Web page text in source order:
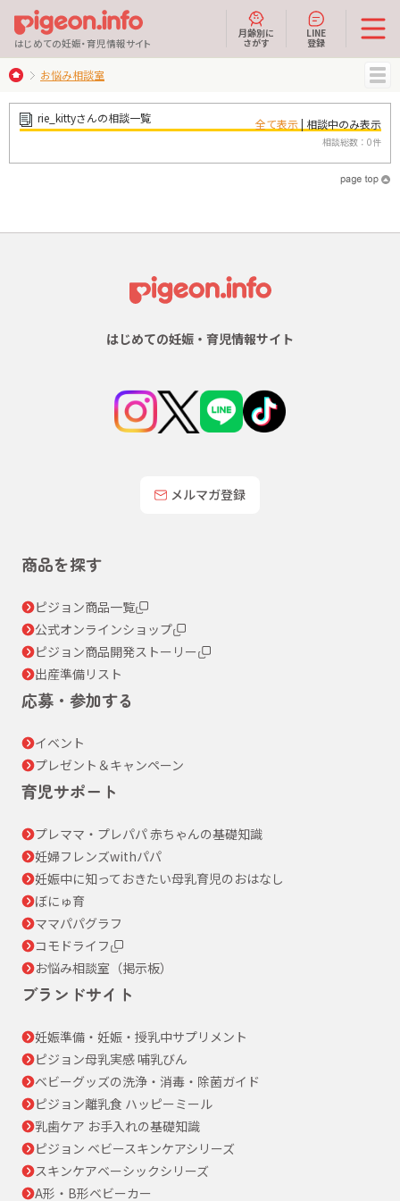
はじめての妊娠・育児情報サイト
月齢別に
さがす
LINE
登録
MENU
お悩み相談室
rie_kittyさんの相談一覧 全て表示| 相談中のみ表示
相談総数：0件
はじめての妊娠・育児情報サイト
メルマガ登録
商品を探す
ピジョン商品一覧
公式オンラインショップ
ピジョン商品開発ストーリー
出産準備リスト
応募・参加する
イベント
プレゼント＆キャンペーン
育児サポート
プレママ・プレパパ 赤ちゃんの基礎知識
妊婦フレンズwithパパ
妊娠中に知っておきたい母乳育児のおはなし
ぼにゅ育
ママパパグラフ
コモドライフ
お悩み相談室（掲示板）
ブランドサイト
妊娠準備・妊娠・授乳中サプリメント
ピジョン母乳実感 哺乳びん
ベビーグッズの洗浄・消毒・除菌ガイド
ピジョン離乳食 ハッピーミール
乳歯ケア お手入れの基礎知識
ピジョン ベビースキンケアシリーズ
スキンケアベーシックシリーズ
A形・B形ベビーカー